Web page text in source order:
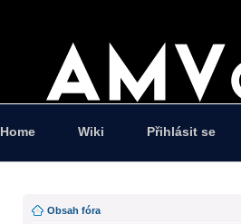
Home Wiki Přihlásit se
Obsah fóra